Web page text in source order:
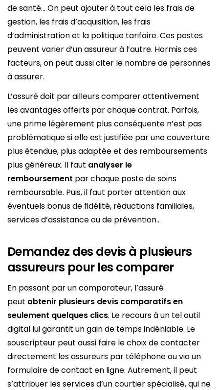
de santé… On peut ajouter à tout cela les frais de
gestion, les frais d’acquisition, les frais
d’administration et la politique tarifaire. Ces postes
peuvent varier d’un assureur à l’autre. Hormis ces
facteurs, on peut aussi citer le nombre de personnes
à assurer.
L’assuré doit par ailleurs comparer attentivement
les avantages offerts par chaque contrat. Parfois,
une prime légèrement plus conséquente n’est pas
problématique si elle est justifiée par une couverture
plus étendue, plus adaptée et des remboursements
plus généreux. Il faut analyser le
remboursement par chaque poste de soins
remboursable. Puis, il faut porter attention aux
éventuels bonus de fidélité, réductions familiales,
services d’assistance ou de prévention…
Demandez des devis à plusieurs
assureurs pour les comparer
En passant par un comparateur, l’assuré
peut obtenir plusieurs devis comparatifs en
seulement quelques clics. Le recours à un tel outil
digital lui garantit un gain de temps indéniable. Le
souscripteur peut aussi faire le choix de contacter
directement les assureurs par téléphone ou via un
formulaire de contact en ligne. Autrement, il peut
s’attribuer les services d’un courtier spécialisé, qui ne